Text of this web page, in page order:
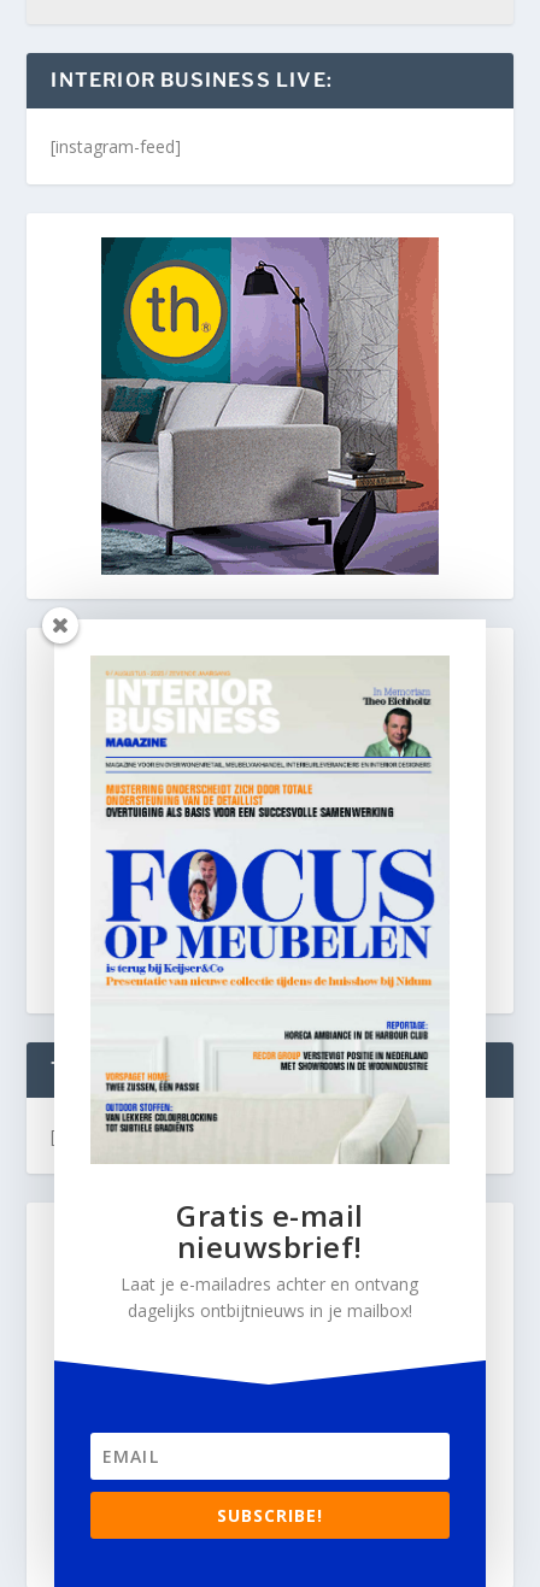
INTERIOR BUSINESS LIVE:
[instagram-feed]
TWEETS
[custom-twitter-feeds]
Gratis e-mail
nieuwsbrief!
Laat je e-mailadres achter en ontvang
dagelijks ontbijtnieuws in je mailbox!
SUBSCRIBE!